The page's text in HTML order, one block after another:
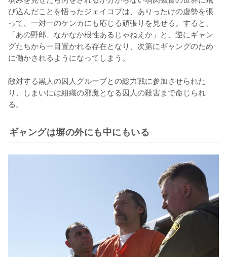
び込んだことを悟ったジェイコブは、ありったけの虚勢を張
って、一対一のケンカにも応じる頑張りを見せる。すると、
「あの野郎、なかなか根性あるじゃねえか」と、逆にギャン
グたちから一目置かれる存在となり、次第にギャングのため
に働かされるようになってしまう。
敵対する黒人の囚人グループとの総力戦に参加させられた
り、しまいには組織の邪魔となる囚人の殺害まで命じられ
る。
ギャングは塀の外にも中にもいる